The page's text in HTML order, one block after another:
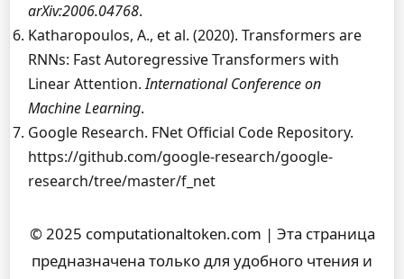
arXiv:2006.04768.
Katharopoulos, A., et al. (2020). Transformers are
RNNs: Fast Autoregressive Transformers with
Linear Attention.International Conference on
Machine Learning.
Google Research. FNet Official Code Repository.
https://github.com/google-research/google-
research/tree/master/f_net
© 2025 computationaltoken.com | Эта страница
предназначена только для удобного чтения и